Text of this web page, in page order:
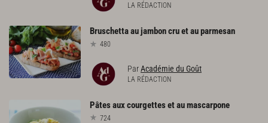
LA RÉDACTION
Bruschettaaujamboncruetauparmesan
480
ParAcadémie du Goût
LA RÉDACTION
Pâtesauxcourgettesetaumascarpone
724